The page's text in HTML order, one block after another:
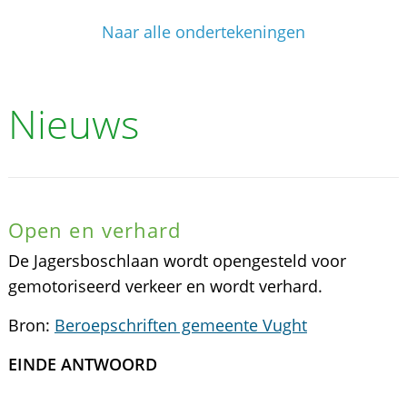
Naar alle ondertekeningen
Nieuws
Open en verhard
De Jagersboschlaan wordt opengesteld voor
gemotoriseerd verkeer en wordt verhard.
Bron: Beroepschriften gemeente Vught
EINDE ANTWOORD